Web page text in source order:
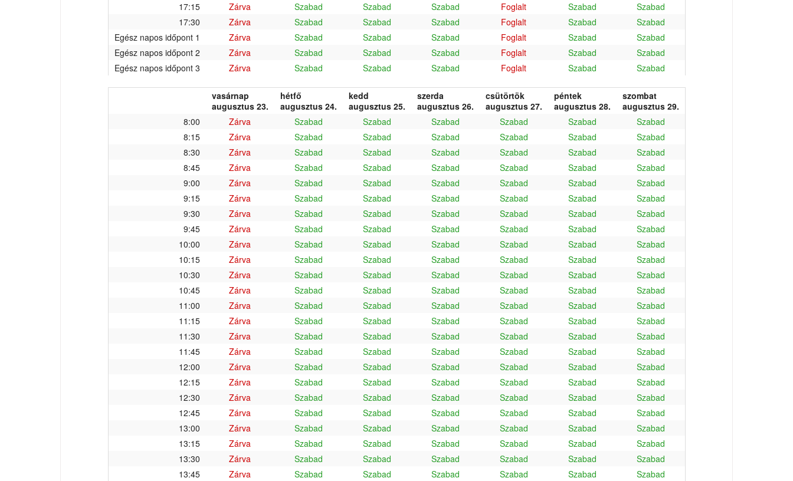
17:15
Zárva Szabad Szabad Szabad Foglalt Szabad
Szabad
17:30
Zárva Szabad Szabad Szabad Foglalt Szabad
Szabad
Egész napos időpont 1
Zárva Szabad Szabad Szabad Foglalt Szabad
Szabad
Egész napos időpont 2
Zárva Szabad Szabad Szabad Foglalt Szabad
Szabad
Egész napos időpont 3
Zárva Szabad Szabad Szabad Foglalt Szabad Szabad
vasárnap
augusztus 23.
hétfő
augusztus 24.
kedd
augusztus 25.
szerda
augusztus 26.
csütörtök
augusztus 27.
péntek
augusztus 28.
szombat
augusztus 29.
8:00
Zárva Szabad Szabad Szabad Szabad Szabad
Szabad
8:15
Zárva Szabad Szabad Szabad Szabad Szabad
Szabad
8:30
Zárva Szabad Szabad Szabad Szabad Szabad
Szabad
8:45
Zárva Szabad Szabad Szabad Szabad Szabad
Szabad
9:00
Zárva Szabad Szabad Szabad Szabad Szabad
Szabad
9:15
Zárva Szabad Szabad Szabad Szabad Szabad
Szabad
9:30
Zárva Szabad Szabad Szabad Szabad Szabad
Szabad
9:45
Zárva Szabad Szabad Szabad Szabad Szabad
Szabad
10:00
Zárva Szabad Szabad Szabad Szabad Szabad
Szabad
10:15
Zárva Szabad Szabad Szabad Szabad Szabad
Szabad
10:30
Zárva Szabad Szabad Szabad Szabad Szabad
Szabad
10:45
Zárva Szabad Szabad Szabad Szabad Szabad
Szabad
11:00
Zárva Szabad Szabad Szabad Szabad Szabad
Szabad
11:15
Zárva Szabad Szabad Szabad Szabad Szabad
Szabad
11:30
Zárva Szabad Szabad Szabad Szabad Szabad
Szabad
11:45
Zárva Szabad Szabad Szabad Szabad Szabad
Szabad
12:00
Zárva Szabad Szabad Szabad Szabad Szabad
Szabad
12:15
Zárva Szabad Szabad Szabad Szabad Szabad
Szabad
12:30
Zárva Szabad Szabad Szabad Szabad Szabad
Szabad
12:45
Zárva Szabad Szabad Szabad Szabad Szabad
Szabad
13:00
Zárva Szabad Szabad Szabad Szabad Szabad
Szabad
13:15
Zárva Szabad Szabad Szabad Szabad Szabad
Szabad
13:30
Zárva Szabad Szabad Szabad Szabad Szabad
Szabad
13:45
Zárva Szabad Szabad Szabad Szabad Szabad Szabad